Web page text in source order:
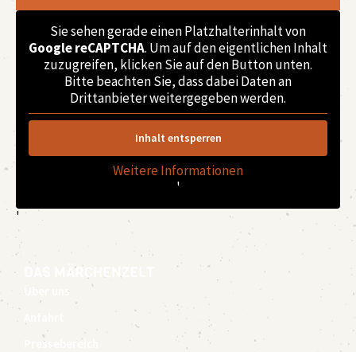
Sie sehen gerade einen Platzhalterinhalt von
Google reCAPTCHA. Um auf den eigentlichen Inhalt
zuzugreifen, klicken Sie auf den Button unten.
Bitte beachten Sie, dass dabei Daten an
Drittanbieter weitergegeben werden.
Inhalt entsperren
Weitere Informationen
'
'
DAS MÄRCHENZELT
Über uns
Pressebereich